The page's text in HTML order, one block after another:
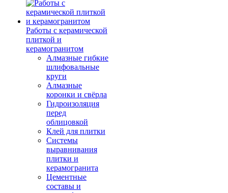
Работы с керамической
плиткой и
керамогранитом
Алмазные гибкие
шлифовальные
круги
Алмазные
коронки и свёрла
Гидроизоляция
перед
облицовкой
Клей для плитки
Системы
выравнивания
плитки и
керамогранита
Цементные
составы и